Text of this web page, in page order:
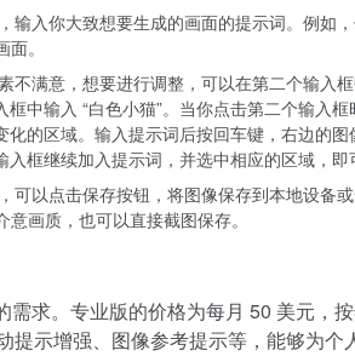
输入你大致想要生成的画面的提示词。例如
。
不满意，想要进行调整，可以在第二个输入
中输入 “白色小猫”。当你点击第二个输入
的区域。输入提示词后按回车键，右边的
框继续加入提示词，并选中相应的区域，即
可以点击保存按钮，将图像保存到本地设备
画质，也可以直接截图保存。
求。专业版的价格为每月 50 美元，
示增强、图像参考提示等，能够为个